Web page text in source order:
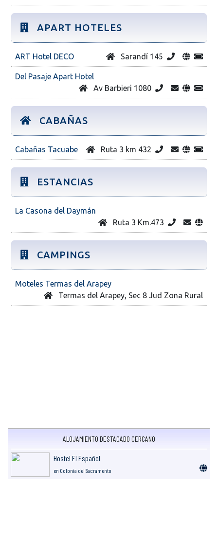
APART HOTELES
ART Hotel DECO Sarandí 145
Del Pasaje Apart Hotel
Av Barbieri 1080
CABAÑAS
Cabañas Tacuabe Ruta 3 km 432
ESTANCIAS
La Casona del Daymán
Ruta 3 Km.473
CAMPINGS
Moteles Termas del Arapey
Termas del Arapey, Sec 8 Jud Zona Rural
ALOJAMIENTO DESTACADO CERCANO
Hostel El Español
en Colonia del Sacramento